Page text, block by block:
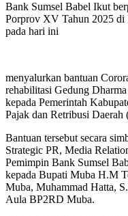
Bank Sumsel Babel Ikut
Porprov XV Tahun 2025 di
pada hari ini
menyalurkan bantuan
rehabilitasi Gedung
kepada Pemerintah
Pajak dan Retribusi Daerah
Bantuan tersebut secara
Strategic PR, Media
Pemimpin Bank Sumsel
kepada Bupati Muba H.M
Muba, Muhammad Hatta,
Aula BP2RD Muba.